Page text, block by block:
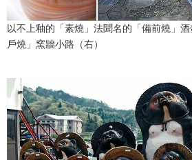
以不上釉的「素燒」法聞名的「備前燒」
戶燒」窯牆小路（右）